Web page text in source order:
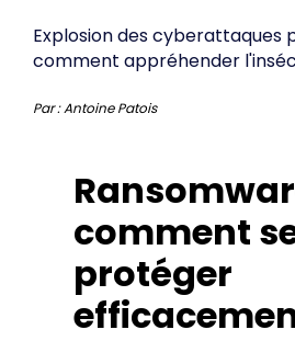
Explosion des cyberattaques
comment appréhender
Par :Antoine Patois
comment
protéger